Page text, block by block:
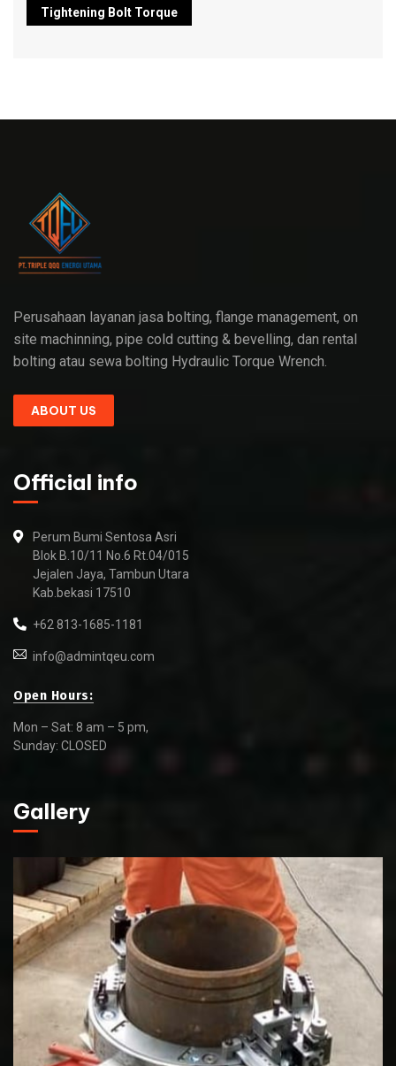
Tightening Bolt Torque
Perusahaan layanan jasa bolting, flange management, on
site machinning, pipe cold cutting & bevelling, dan rental
bolting atau sewa bolting Hydraulic Torque Wrench.
ABOUT US
Official info
Perum Bumi Sentosa Asri
Blok B.10/11 No.6 Rt.04/015
Jejalen Jaya, Tambun Utara
Kab.bekasi 17510
+62 813-1685-1181
info@admintqeu.com
Open Hours:
Mon – Sat: 8 am – 5 pm,
Sunday: CLOSED
Gallery